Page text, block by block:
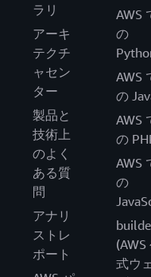
ラリ
アーキ
テクチ
ャセン
ター
製品と
技術上
のよく
ある質
問
アナリ
ストレ
ポート
AWS
の
AWS
の
AWS
の
AWS
の
(AWS
式ウェ